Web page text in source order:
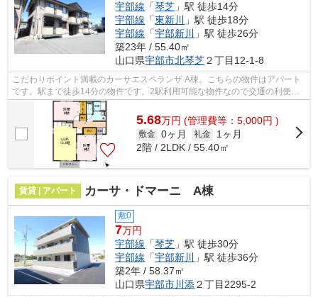
宇部線 「琴芝 」駅 徒歩14分
宇部線 「東新川
」駅 徒歩18分
宇部線 「宇部新川
」駅 徒歩26分
築23年 / 55.40㎡
山口県宇部市北琴芝２丁目12-1-8
こだわりポイント満載のカーサエスペランザ A棟。こちらの物件はアパート
です。駅まで徒歩14分の物件です。2駅利用可能な物件なので交通の利便性
が良いのが魅力です。宇部市エリアにあ...
5.68万円 (管理費等：5,000円 )
敷金 0ヶ月 礼金
1ヶ月
2階 / 2LDK / 55.40㎡
賃貸 | アパート カーサ・ドマーニ A棟
敷0
7万円
宇部線 「琴芝 」駅 徒歩30分
宇部線 「宇部新川 」駅 徒歩36分
築2年 / 58.37㎡
山口県宇部市川添２丁目2295-2